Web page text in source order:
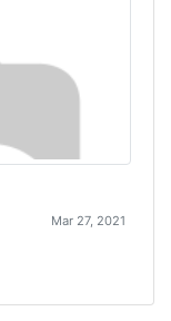
Mar 27, 2021